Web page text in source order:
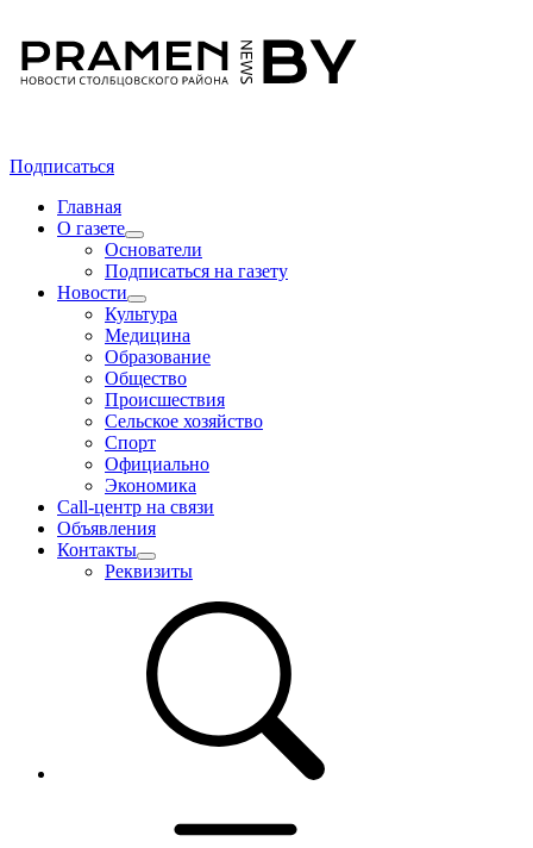
Подписаться
Главная
О газете
Основатели
Подписаться на газету
Новости
Культура
Медицина
Образование
Общество
Происшествия
Сельское хозяйство
Спорт
Официально
Экономика
Call-центр на связи
Объявления
Контакты
Реквизиты